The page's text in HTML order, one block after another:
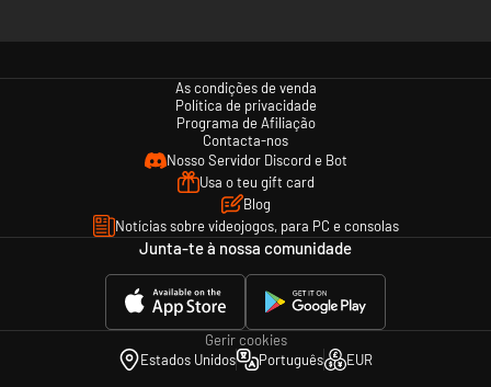
As condições de venda
Política de privacidade
Programa de Afiliação
Contacta-nos
Nosso Servidor Discord e Bot
Usa o teu gift card
Blog
Notícias sobre videojogos, para PC e consolas
Junta-te à nossa comunidade
Gerir cookies
Estados Unidos
Português EUR